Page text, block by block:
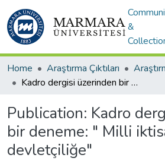
&
Home Araştırma Çıktıları
Kadro dergisi üzerinden bir deneme: " Milli iktisat'tan devletçiliğe"
Publication: Kadro
bir deneme: " Milli
devletçiliğe"